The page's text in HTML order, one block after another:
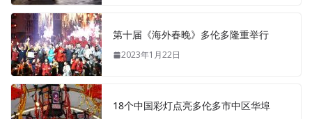
第十届《海外春晚》多伦多隆重举行
2023年1月22日
18个中国彩灯点亮多伦多市中区华埠